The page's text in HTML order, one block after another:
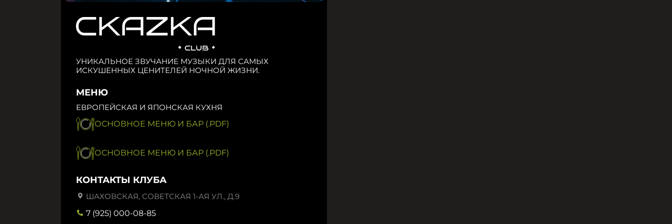
УНИКАЛЬНОЕ ЗВУЧАНИЕ МУЗЫКИ ДЛЯ САМЫХ
ИСКУШЕННЫХ ЦЕНИТЕЛЕЙ НОЧНОЙ ЖИЗНИ.
МЕНЮ
ЕВРОПЕЙСКАЯ И ЯПОНСКАЯ КУХНЯ
ОСНОВНОЕ МЕНЮ И БАР (.PDF)
ОСНОВНОЕ МЕНЮ И БАР (.PDF)
КОНТАКТЫ КЛУБА
ШАХОВСКАЯ, СОВЕТСКАЯ 1-АЯ УЛ., Д.9
7 (925) 000-08-85